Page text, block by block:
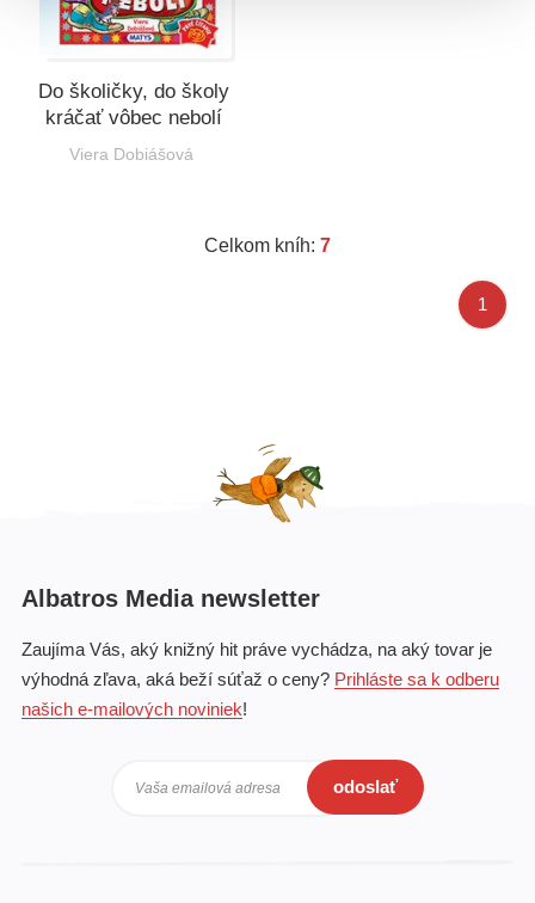
Do školičky, do školy
kráčať vôbec nebolí
Viera Dobiášová
Celkom kníh: 7
1
Albatros Media newsletter
Zaujíma Vás, aký knižný hit práve vychádza, na aký tovar je
výhodná zľava, aká beží súťaž o ceny? Prihláste sa k odberu
našich e-mailových noviniek!
Vaša emailová adresa odoslať